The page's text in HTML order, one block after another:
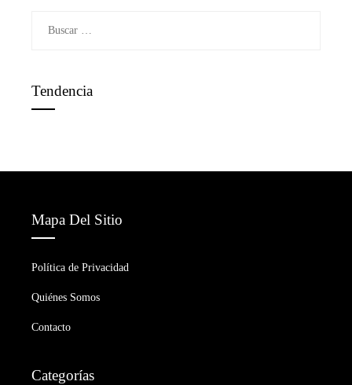
Tendencia
Mapa Del Sitio
Política de Privacidad
Quiénes Somos
Contacto
Categorías